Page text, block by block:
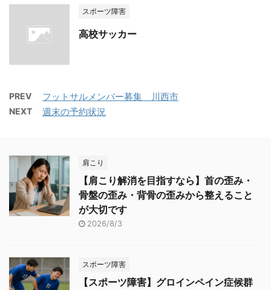
スポーツ障害
高校サッカー
PREV フットサルメンバー募集 川西市
NEXT 週末の予約状況
肩こり
【肩こり解消を目指すなら】首の歪み・
骨盤の歪み・背骨の歪みから整えること
が大切です
2026/8/3
スポーツ障害
【スポーツ障害】グロインペイン症候群